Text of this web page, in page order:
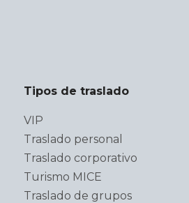
Tipos de traslado
VIP
Traslado personal
Traslado corporativo
Turismo MICE
Traslado de grupos